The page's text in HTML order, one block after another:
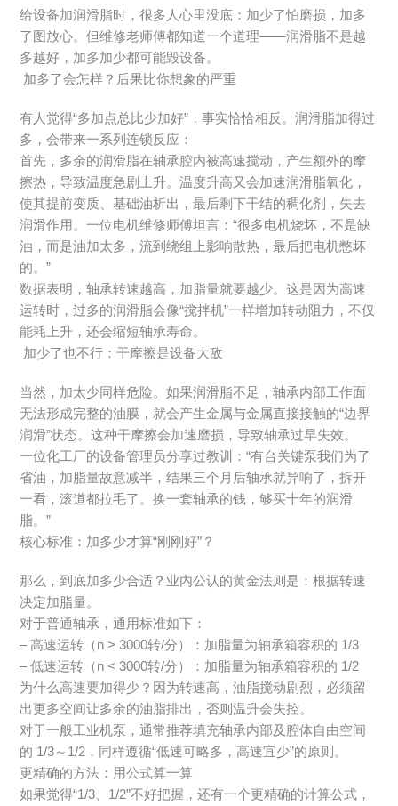
给设备加润滑脂时，很多人心里没底：加少了怕磨损，加多
了图放心。但维修老师傅都知道一个道理——润滑脂不是越
多越好，加多加少都可能毁设备。
加多了会怎样？后果比你想象的严重
有人觉得“多加点总比少加好”，事实恰恰相反。润滑脂加得过
多，会带来一系列连锁反应：
首先，多余的润滑脂在轴承腔内被高速搅动，产生额外的摩
擦热，导致温度急剧上升。温度升高又会加速润滑脂氧化，
使其提前变质、基础油析出，最后剩下干结的稠化剂，失去
润滑作用。一位电机维修师傅坦言：“很多电机烧坏，不是缺
油，而是油加太多，流到绕组上影响散热，最后把电机憋坏
的。”
数据表明，轴承转速越高，加脂量就要越少。这是因为高速
运转时，过多的润滑脂会像“搅拌机”一样增加转动阻力，不仅
能耗上升，还会缩短轴承寿命。
加少了也不行：干摩擦是设备大敌
当然，加太少同样危险。如果润滑脂不足，轴承内部工作面
无法形成完整的油膜，就会产生金属与金属直接接触的“边界
润滑”状态。这种干摩擦会加速磨损，导致轴承过早失效。
一位化工厂的设备管理员分享过教训：“有台关键泵我们为了
省油，加脂量故意减半，结果三个月后轴承就异响了，拆开
一看，滚道都拉毛了。换一套轴承的钱，够买十年的润滑
脂。”
核心标准：加多少才算“刚刚好”？
那么，到底加多少合适？业内公认的黄金法则是：根据转速
决定加脂量。
对于普通轴承，通用标准如下：
– 高速运转（n > 3000转/分）：加脂量为轴承箱容积的 1/3
– 低速运转（n < 3000转/分）：加脂量为轴承箱容积的 1/2
为什么高速要加得少？因为转速高，油脂搅动剧烈，必须留
出更多空间让多余的油脂排出，否则温升会失控。
对于一般工业机泵，通常推荐填充轴承内部及腔体自由空间
的 1/3～1/2，同样遵循“低速可略多，高速宜少”的原则。
更精确的方法：用公式算一算
如果觉得“1/3、1/2”不好把握，还有一个更精确的计算公式，